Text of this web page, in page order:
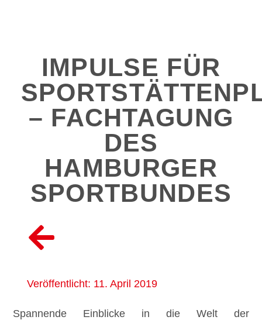
IMPULSE FÜR
– FACHTAGUNG
DES
HAMBURGER
SPORTBUNDES
Veröffentlicht: 11. April 2019
Spannende Einblicke in die Welt der